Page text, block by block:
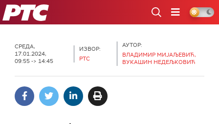
РТС
СРЕДА,
17.01.2024,
09:55 -> 14:45
ИЗВОР:
РТС
АУТОР:
ВЛАДИМИР МИЈАЉЕВИЋ,
ВУКАШИН НЕДЕЉКОВИЋ